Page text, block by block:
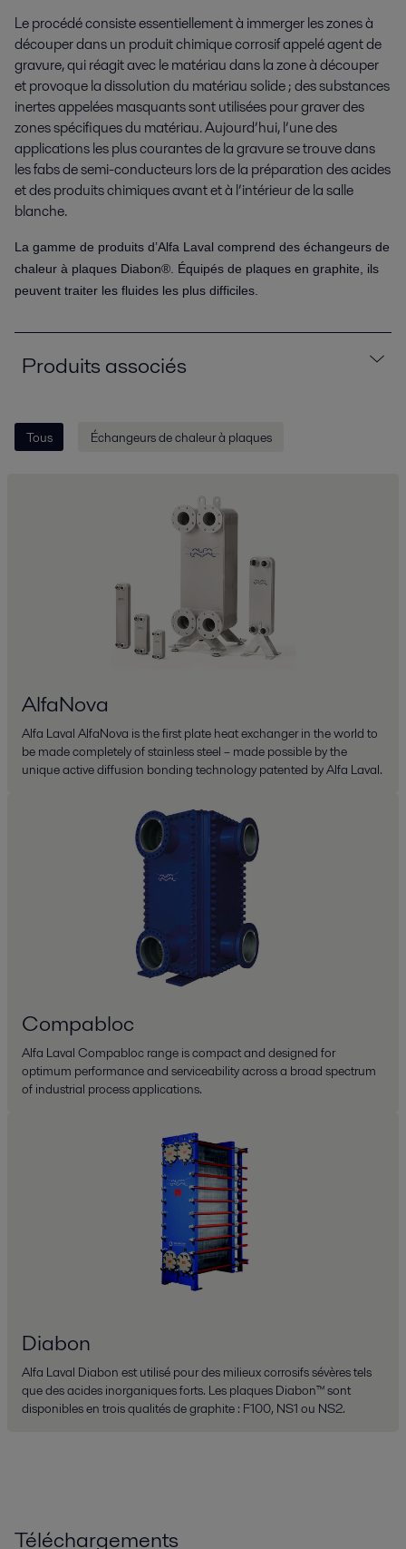
Le procédé consiste essentiellement à immerger les zones à
découper dans un produit chimique corrosif appelé agent de
gravure, qui réagit avec le matériau dans la zone à découper
et provoque la dissolution du matériau solide ; des substances
inertes appelées masquants sont utilisées pour graver des
zones spécifiques du matériau. Aujourd’hui, l’une des
applications les plus courantes de la gravure se trouve dans
les fabs de semi-conducteurs lors de la préparation des acides
et des produits chimiques avant et à l’intérieur de la salle
blanche.
La gamme de produits d’Alfa Laval comprend des échangeurs de
chaleur à plaques Diabon®. Équipés de plaques en graphite, ils
peuvent traiter les fluides les plus difficiles.
Produits associés
Tous Échangeurs de chaleur à plaques
AlfaNova
Alfa Laval AlfaNova is the first plate heat exchanger in the world to
be made completely of stainless steel – made possible by the
unique active diffusion bonding technology patented by Alfa Laval.
Compabloc
Alfa Laval Compabloc range is compact and designed for
optimum performance and serviceability across a broad spectrum
of industrial process applications.
Diabon
Alfa Laval Diabon est utilisé pour des milieux corrosifs sévères tels
que des acides inorganiques forts. Les plaques Diabon™ sont
disponibles en trois qualités de graphite : F100, NS1 ou NS2.
Téléchargements